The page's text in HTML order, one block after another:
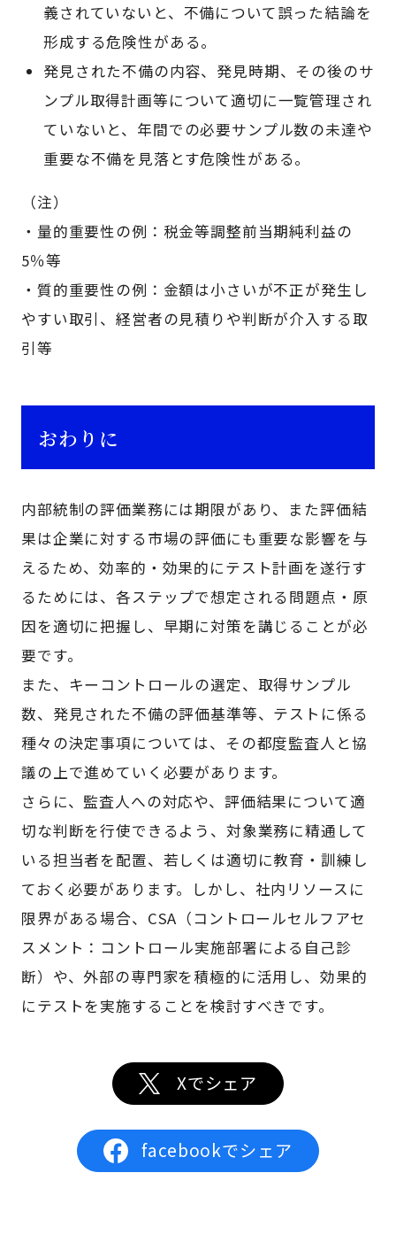
義されていないと、不備について誤った結論を
形成する危険性がある。
発見された不備の内容、発見時期、その後のサ
ンプル取得計画等について適切に一覧管理され
ていないと、年間での必要サンプル数の未達や
重要な不備を見落とす危険性がある。
（注）
・量的重要性の例：税金等調整前当期純利益の
5％等
・質的重要性の例：金額は小さいが不正が発生し
やすい取引、経営者の見積りや判断が介入する取
引等
おわりに
内部統制の評価業務には期限があり、また評価結
果は企業に対する市場の評価にも重要な影響を与
えるため、効率的・効果的にテスト計画を遂行す
るためには、各ステップで想定される問題点・原
因を適切に把握し、早期に対策を講じることが必
要です。
また、キーコントロールの選定、取得サンプル
数、発見された不備の評価基準等、テストに係る
種々の決定事項については、その都度監査人と協
議の上で進めていく必要があります。
さらに、監査人への対応や、評価結果について適
切な判断を行使できるよう、対象業務に精通して
いる担当者を配置、若しくは適切に教育・訓練し
ておく必要があります。しかし、社内リソースに
限界がある場合、CSA（コントロールセルフアセ
スメント：コントロール実施部署による自己診
断）や、外部の専門家を積極的に活用し、効果的
にテストを実施することを検討すべきです。
Xでシェア
facebookでシェア